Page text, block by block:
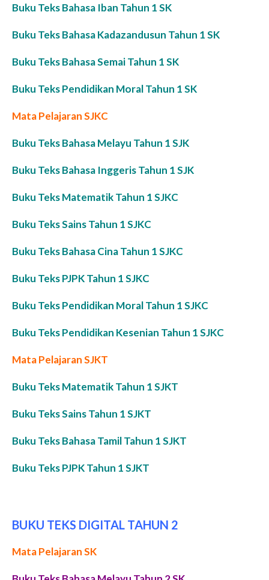
Buku Teks Bahasa Iban Tahun 1 SK
Buku Teks Bahasa Kadazandusun Tahun 1 SK
Buku Teks Bahasa Semai Tahun 1 SK
Buku Teks Pendidikan Moral Tahun 1 SK
Mata Pelajaran SJKC
Buku Teks Bahasa Melayu Tahun 1 SJK
Buku Teks Bahasa Inggeris Tahun 1 SJK
Buku Teks Matematik Tahun 1 SJKC
Buku Teks Sains Tahun 1 SJKC
Buku Teks Bahasa Cina Tahun 1 SJKC
Buku Teks PJPK Tahun 1 SJKC
Buku Teks Pendidikan Moral Tahun 1 SJKC
Buku Teks Pendidikan Kesenian Tahun 1 SJKC
Mata Pelajaran SJKT
Buku Teks Matematik Tahun 1 SJKT
Buku Teks Sains Tahun 1 SJKT
Buku Teks Bahasa Tamil Tahun 1 SJKT
Buku Teks PJPK Tahun 1 SJKT
BUKU TEKS DIGITAL TAHUN 2
Mata Pelajaran SK